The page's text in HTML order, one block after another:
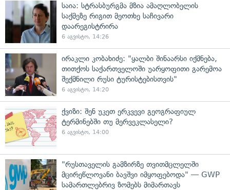
საია: სტრასბურგმა მზია ამაღლობელის
საქმეზე რიგით მეოთხე საჩივარი
დაარეგისტრირა
6 აგვისტო, 14:26
ირაკლი კობახიძე: "ყალბი შინაარსი იქმნება,
თითქოს საქართველოში უარყოფითი გარემოა
შექმნილი რუსი ტურისტებისთვის"
6 აგვისტო, 14:20
ქვიზი: შენ უკეთ ერკვევი გეოგრაფიულ
ტერმინებში თუ მერვეკლასელი?
6 აგვისტო, 14:00
"რუსთაველის გამზირზე თვითმცლელში
მცირეწლოვანი ბავშვი იმყოფებოდა" — GWP
სამართლებრივ ზომებს მიმართავს